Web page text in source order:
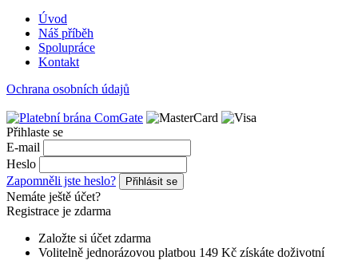
Úvod
Náš příběh
Spolupráce
Kontakt
Ochrana osobních údajů
Přihlaste se
E-mail
Heslo
Zapomněli jste heslo?
Přihlásit se
Nemáte ještě účet?
Registrace je zdarma
Založte si účet zdarma
Volitelně jednorázovou platbou 149 Kč získáte doživotní